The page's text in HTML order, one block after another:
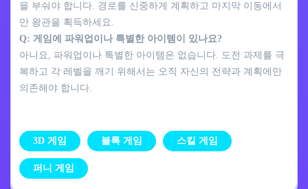
을 부숴야 합니다. 경로를 신중하게 계획하고 마지막 이동에서
만 왕관을 획득하세요.
Q: 게임에 파워업이나 특별한 아이템이 있나요?
아니요, 파워업이나 특별한 아이템은 없습니다. 도전 과제를 극
복하고 각 레벨을 깨기 위해서는 오직 자신의 전략과 계획에만
의존해야 합니다.
3D 게임 블록 게임 스킬 게임
퍼니 게임